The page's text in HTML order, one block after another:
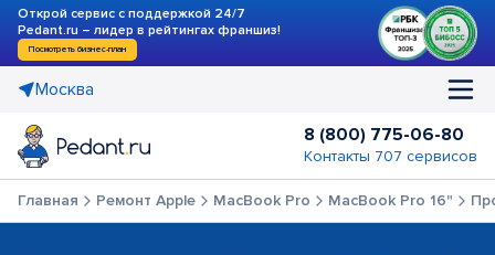
Открой сервис с поддержкой 24/7
Pedant.ru – лидер в рейтингах франшиз!
Посмотреть бизнес-план
Москва
8 (800) 775-06-80
Контакты 707 сервисов
Главная Ремонт Apple MacBook Pro MacBook Pro 16"